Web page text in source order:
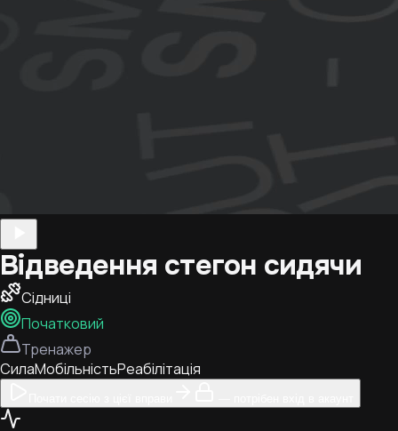
Відведення стегон сидячи
Сідниці
Початковий
Тренажер
СилаМобільністьРеабілітація